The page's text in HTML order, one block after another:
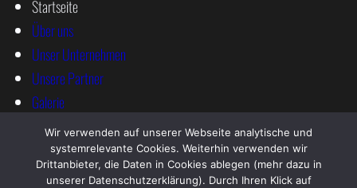
Startseite
Über uns
Unser Unternehmen
Unsere Partner
Galerie
Kontakt
Datenschutz
Wir verwenden auf unserer Webseite analytische und
systemrelevante Cookies. Weiterhin verwenden wir
Drittanbieter, die Daten in Cookies ablegen (mehr dazu in
unserer Datenschutzerklärung). Durch Ihren Klick auf